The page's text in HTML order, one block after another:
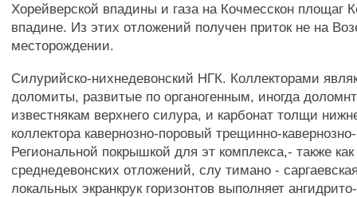
Хорейверской впадины и газа на Кочмесскон площаг
впадине. Из этих отложений получен приток не на
месторождении.
Силурийско-нихнедевонский НГК. Коллекторами
доломиты, развитые по органогенным, иногда
известнякам верхнего силура, и карбонат толщи
коллектора кавернозно-поровый трещинно-
Региональной покрышкой для эт комплекса,- также
среднедевонских отложений, слу тимано -
локальных экранкрук горизонтов выполняет